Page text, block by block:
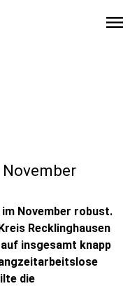
menu
November robust.
Recklinghausen
insgesamt knapp
die